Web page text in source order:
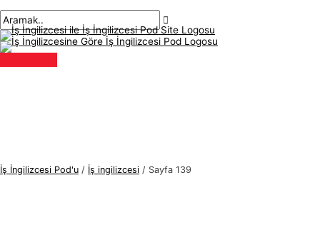
atla
menü
İş İngilizcesi Pod'u / İş ingilizcesi / Sayfa 139
sonrası
İ
ş
İ
n
A
r
a
m